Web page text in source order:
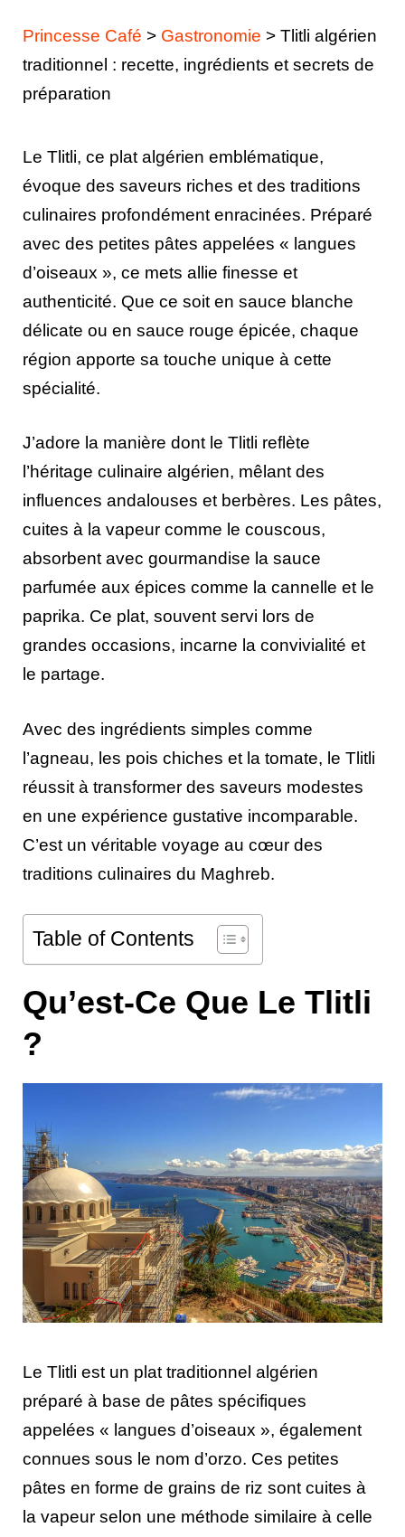
Princesse Café > Gastronomie > Tlitli algérien
traditionnel : recette, ingrédients et secrets de
préparation
Le Tlitli, ce plat algérien emblématique,
évoque des saveurs riches et des traditions
culinaires profondément enracinées. Préparé
avec des petites pâtes appelées « langues
d’oiseaux », ce mets allie finesse et
authenticité. Que ce soit en sauce blanche
délicate ou en sauce rouge épicée, chaque
région apporte sa touche unique à cette
spécialité.
J’adore la manière dont le Tlitli reflète
l’héritage culinaire algérien, mêlant des
influences andalouses et berbères. Les pâtes,
cuites à la vapeur comme le couscous,
absorbent avec gourmandise la sauce
parfumée aux épices comme la cannelle et le
paprika. Ce plat, souvent servi lors de
grandes occasions, incarne la convivialité et
le partage.
Avec des ingrédients simples comme
l’agneau, les pois chiches et la tomate, le Tlitli
réussit à transformer des saveurs modestes
en une expérience gustative incomparable.
C’est un véritable voyage au cœur des
traditions culinaires du Maghreb.
Table of Contents
Qu’est-Ce Que Le Tlitli
?
Le Tlitli est un plat traditionnel algérien
préparé à base de pâtes spécifiques
appelées « langues d’oiseaux », également
connues sous le nom d’orzo. Ces petites
pâtes en forme de grains de riz sont cuites à
la vapeur selon une méthode similaire à celle